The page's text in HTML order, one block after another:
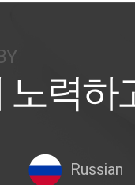
력하
Russian